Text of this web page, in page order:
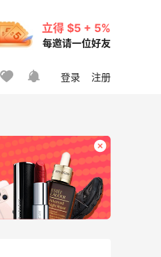
立得 $5 + 5%
每邀请一位好友
登录 注册